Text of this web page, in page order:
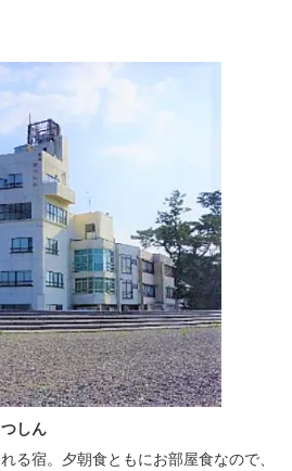
しん
る宿。夕朝食ともにお部屋食なので、